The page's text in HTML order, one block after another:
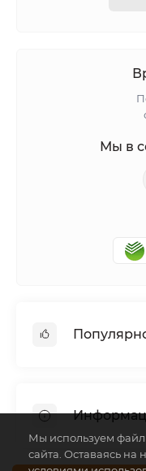
Мы в
Багажники на
Фаркопы
Доставка по
Мы используем
сайта. Оставаясь на